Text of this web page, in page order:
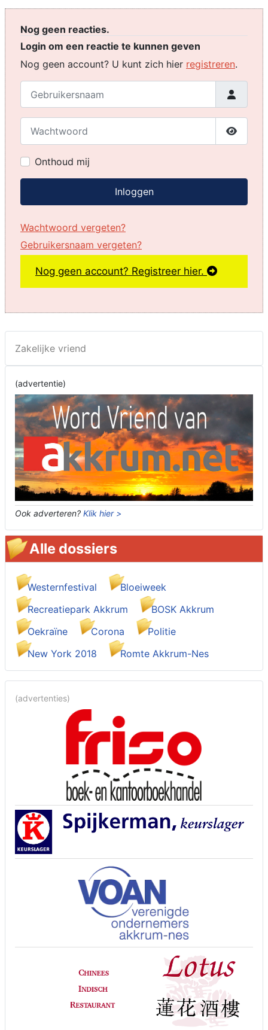
Nog geen reacties.
Login om een reactie te kunnen geven
Nog geen account? U kunt zich hier registreren.
Toon
Onthoud mij
Inloggen
Wachtwoord vergeten?
Gebruikersnaam vergeten?
Nog geen account? Registreer hier.
Zakelijke vriend
(advertentie)
Ook adverteren? Klik hier >
Alle dossiers
Westernfestival
Bloeiweek
Recreatiepark Akkrum
BOSK Akkrum
Oekraïne
Corona
Politie
New York 2018
Romte Akkrum-Nes
(advertenties)